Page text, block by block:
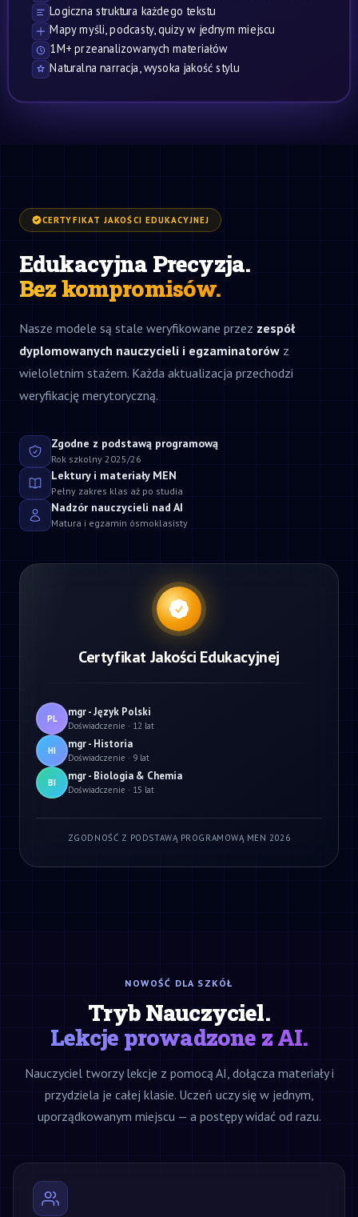
Logiczna struktura każdego tekstu
Mapy myśli, podcasty, quizy w jednym miejscu
1M+ przeanalizowanych materiałów
Naturalna narracja, wysoka jakość stylu
CERTYFIKAT JAKOŚCI EDUKACYJNEJ
Edukacyjna Precyzja.
Bez kompromisów.
Nasze modele są stale weryfikowane przez zespół
dyplomowanych nauczycieli i egzaminatorów z
wieloletnim stażem. Każda aktualizacja przechodzi
weryfikację merytoryczną.
Zgodne z podstawą programową
Rok szkolny 2025/26
Lektury i materiały MEN
Pełny zakres klas aż po studia
Nadzór nauczycieli nad AI
Matura i egzamin ósmoklasisty
Certyfikat Jakości Edukacyjnej
PL mgr - Język Polski
Doświadczenie · 12 lat
HI mgr - Historia
Doświadczenie · 9 lat
BI mgr - Biologia & Chemia
Doświadczenie · 15 lat
ZGODNOŚĆ Z PODSTAWĄ PROGRAMOWĄ MEN 2026
NOWOŚĆ DLA SZKÓŁ
Tryb Nauczyciel.
Lekcje prowadzone z AI.
Nauczyciel tworzy lekcje z pomocą AI, dołącza materiały i
przydziela je całej klasie. Uczeń uczy się w jednym,
uporządkowanym miejscu — a postępy widać od razu.